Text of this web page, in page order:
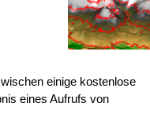
einige kostenlose
eines Aufrufs von